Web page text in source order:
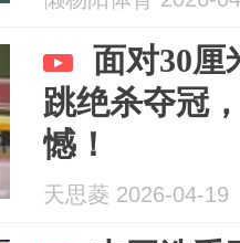
面对30厘
跳绝杀夺冠
憾！
天思菱 2026-04-19